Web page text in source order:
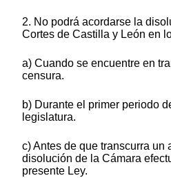
2. No podrá acordarse la
Cortes de Castilla y León en
a) Cuando se encuentre en
censura.
b) Durante el primer periodo
legislatura.
c) Antes de que transcurra un
disolución de la Cámara
presente Ley.